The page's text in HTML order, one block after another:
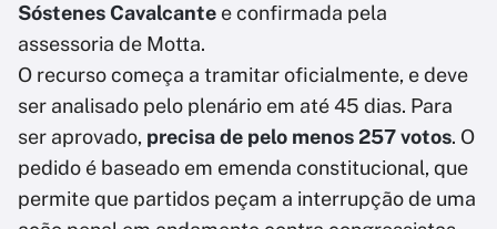
Sóstenes Cavalcante e confirmada pela
assessoria de Motta.
O recurso começa a tramitar oficialmente, e deve
ser analisado pelo plenário em até 45 dias. Para
ser aprovado, precisa de pelo menos 257 votos. O
pedido é baseado em emenda constitucional, que
permite que partidos peçam a interrupção de uma